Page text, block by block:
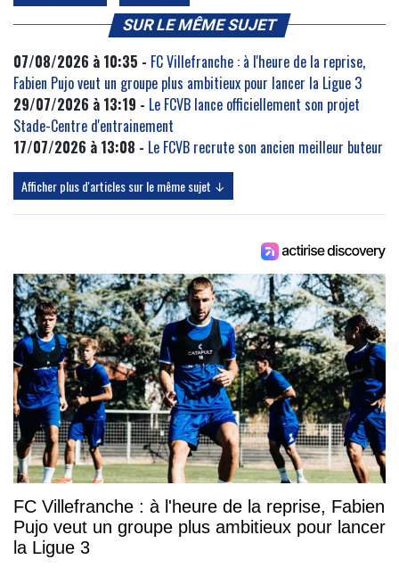
SUR LE MÊME SUJET
07/08/2026 à 10:35 - FC Villefranche : à l'heure de la reprise,
Fabien Pujo veut un groupe plus ambitieux pour lancer la Ligue 3
29/07/2026 à 13:19 - Le FCVB lance officiellement son projet
Stade-Centre d'entrainement
17/07/2026 à 13:08 - Le FCVB recrute son ancien meilleur buteur
Afficher plus d'articles sur le même sujet ↓
FC Villefranche : à l'heure de la reprise, Fabien
Pujo veut un groupe plus ambitieux pour lancer
la Ligue 3